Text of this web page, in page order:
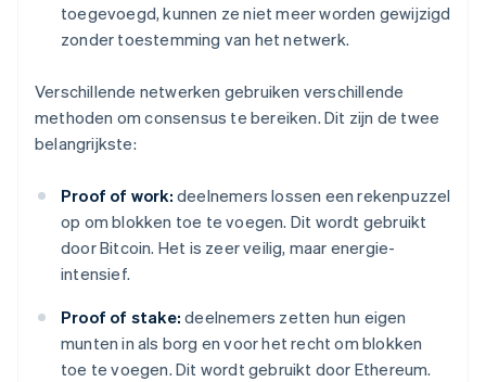
toegevoegd, kunnen ze niet meer worden gewijzigd
zonder toestemming van het netwerk.
Verschillende netwerken gebruiken verschillende
methoden om consensus te bereiken. Dit zijn de twee
belangrijkste:
Proof of work: deelnemers lossen een rekenpuzzel
op om blokken toe te voegen. Dit wordt gebruikt
door Bitcoin. Het is zeer veilig, maar energie-
intensief.
Proof of stake: deelnemers zetten hun eigen
munten in als borg en voor het recht om blokken
toe te voegen. Dit wordt gebruikt door Ethereum.